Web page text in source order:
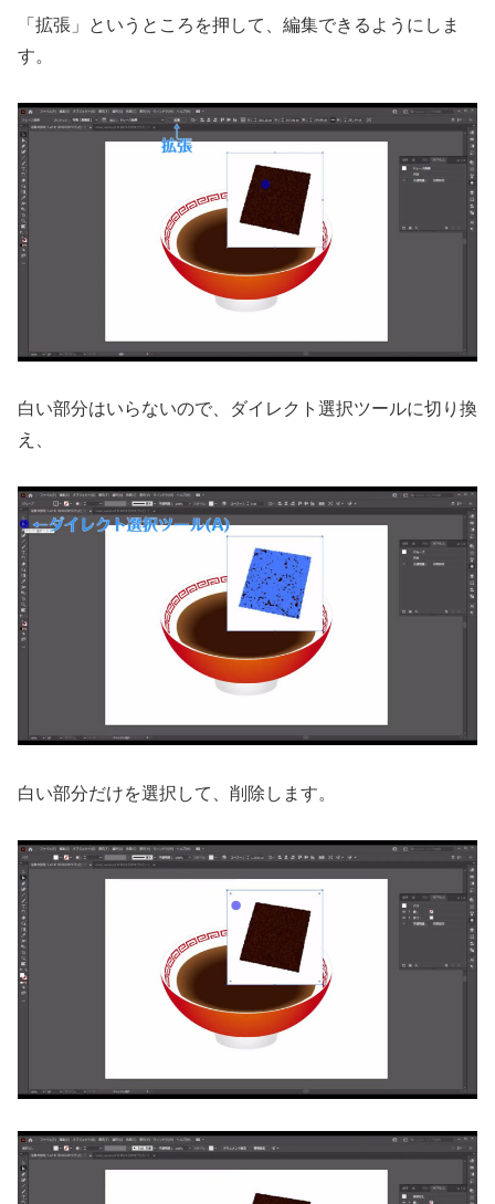
「拡張」というところを押して、編集できるようにしま
す。
白い部分はいらないので、ダイレクト選択ツールに切り換
え、
白い部分だけを選択して、削除します。